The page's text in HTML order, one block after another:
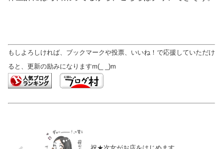
もしよろしければ、ブックマークや投票、いいね！で応援していただけ
ると、更新の励みになりますm(_ _)m